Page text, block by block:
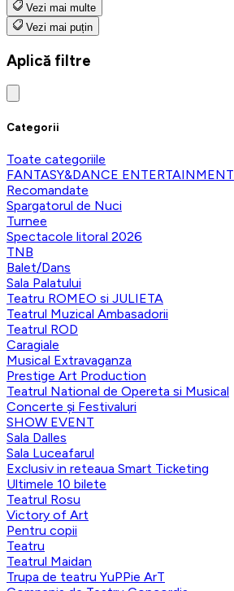
Vezi mai multe
Vezi mai puțin
Aplică filtre
Categorii
Toate categoriile
FANTASY&DANCE ENTERTAINMENT
Recomandate
Spargatorul de Nuci
Turnee
Spectacole litoral 2026
TNB
Balet/Dans
Sala Palatului
Teatru ROMEO si JULIETA
Teatrul Muzical Ambasadorii
Teatrul ROD
Caragiale
Musical Extravaganza
Prestige Art Production
Teatrul National de Opereta si Musical
Concerte și Festivaluri
SHOW EVENT
Sala Dalles
Sala Luceafarul
Exclusiv in reteaua Smart Ticketing
Ultimele 10 bilete
Teatrul Rosu
Victory of Art
Pentru copii
Teatru
Teatrul Maidan
Trupa de teatru YuPPie ArT